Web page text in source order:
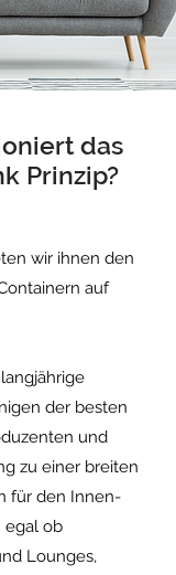
das
Prinzip?
wir ihnen den
auf
der besten
und
zu einer breiten
für den Innen-
egal ob
Lounges,